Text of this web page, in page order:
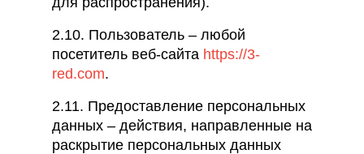
2.10. Пользователь – любой
посетитель веб-сайта https://3-
red.com.
2.11. Предоставление персональных
данных – действия, направленные на
раскрытие персональных данных